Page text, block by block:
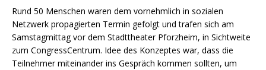
Rund 50 Menschen waren dem vornehmlich in sozialen
Netzwerk propagierten Termin gefolgt und trafen sich am
Samstagmittag vor dem Stadttheater Pforzheim, in Sichtweite
zum CongressCentrum. Idee des Konzeptes war, dass die
Teilnehmer miteinander ins Gespräch kommen sollten, um